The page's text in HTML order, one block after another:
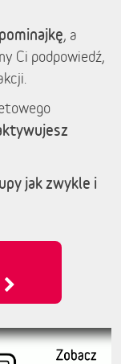
, a
Ci podpowiedź,
jak zwykle i